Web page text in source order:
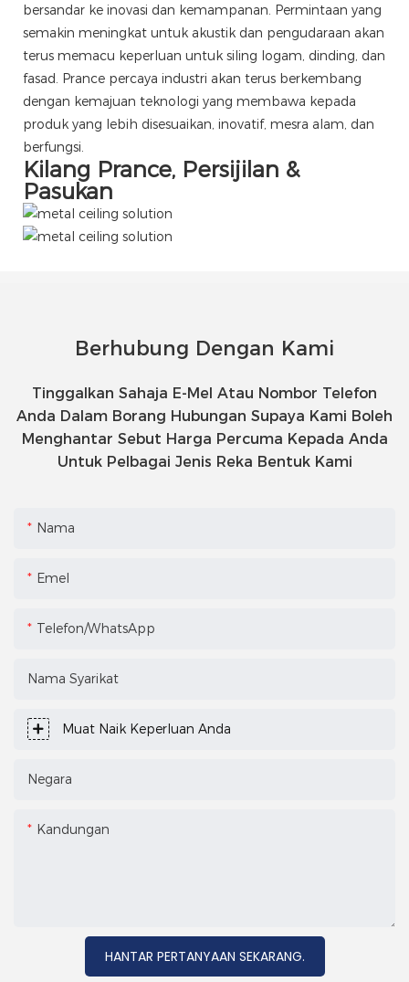
bersandar ke inovasi dan kemampanan. Permintaan yang
semakin meningkat untuk akustik dan pengudaraan akan
terus memacu keperluan untuk siling logam, dinding, dan
fasad. Prance percaya industri akan terus berkembang
dengan kemajuan teknologi yang membawa kepada
produk yang lebih disesuaikan, inovatif, mesra alam, dan
berfungsi.
Kilang Prance, Persijilan &
Pasukan
Berhubung Dengan Kami
Tinggalkan Sahaja E-Mel Atau Nombor Telefon
Anda Dalam Borang Hubungan Supaya Kami Boleh
Menghantar Sebut Harga Percuma Kepada Anda
Untuk Pelbagai Jenis Reka Bentuk Kami
Nama
Emel
Telefon/WhatsApp
Nama Syarikat
Muat Naik Keperluan Anda
Negara
Kandungan
HANTAR PERTANYAAN SEKARANG.